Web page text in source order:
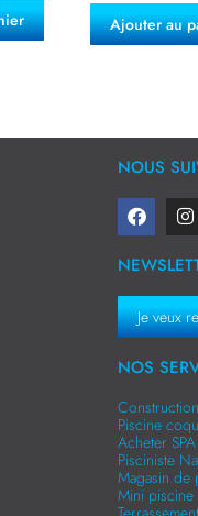
Ajouter au
NOUS
Je veux
NOS
Piscine
Acheter
Pisciniste
Magasin de
Mini piscine